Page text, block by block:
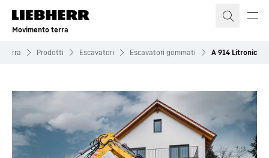
Movimento terra
terra Prodotti Escavatori Escavatori gommati A 914 Litronic